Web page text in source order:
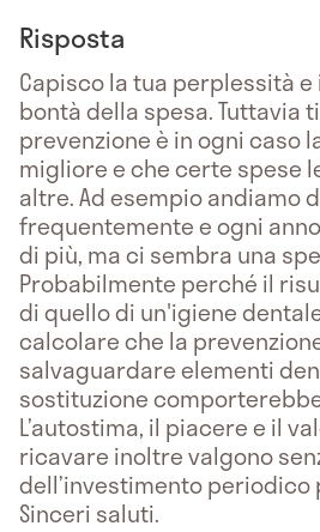
Risposta
Capisco la tua perplessità
bontà della spesa. Tuttavia
prevenzione è in ogni caso
migliore e che certe spese
altre. Ad esempio andiamo
frequentemente e ogni
di più, ma ci sembra una
Probabilmente perché il
di quello di un'igiene
calcolare che la
salvaguardare elementi
sostituzione
L’autostima, il piacere e il
ricavare inoltre valgono
dell’investimento periodico
Sinceri saluti.